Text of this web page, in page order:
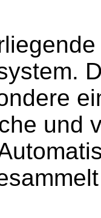
und